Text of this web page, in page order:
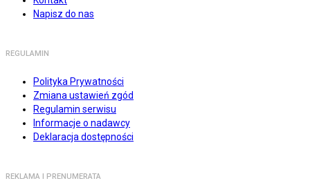
Napisz do nas
REGULAMIN
Polityka Prywatności
Zmiana ustawień zgód
Regulamin serwisu
Informacje o nadawcy
Deklaracja dostępności
REKLAMA I PRENUMERATA